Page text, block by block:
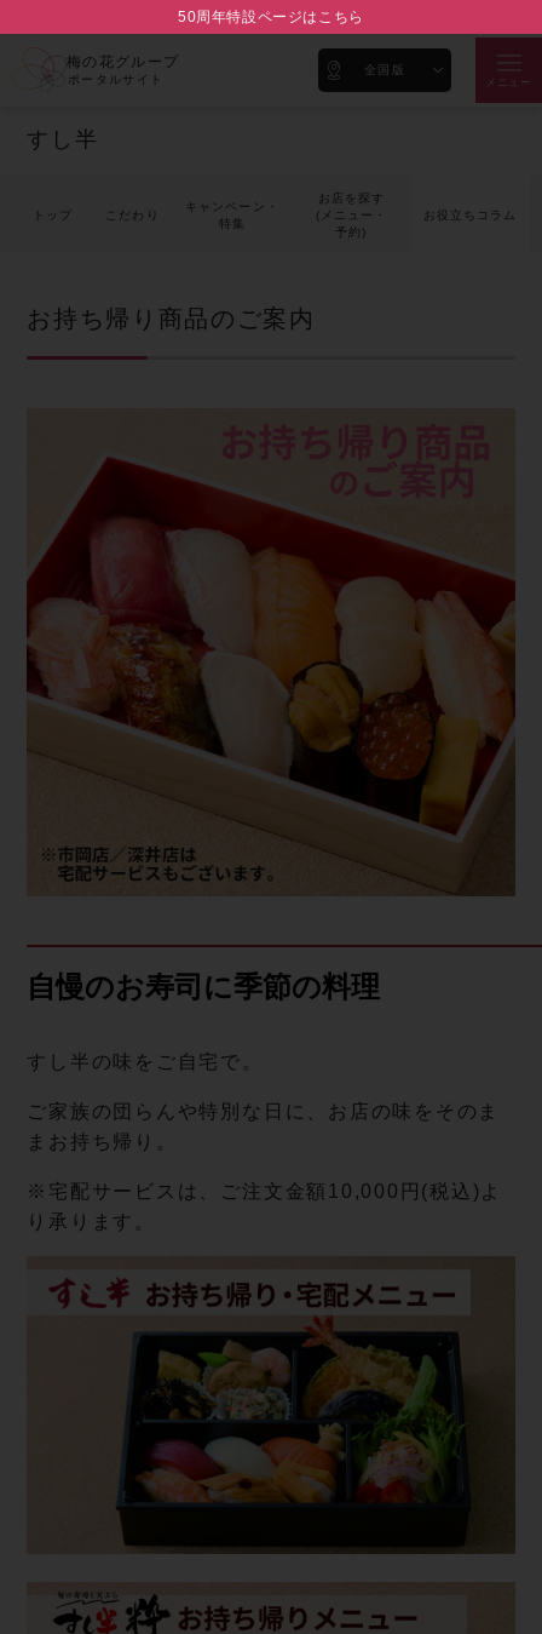
50周年特設ページはこちら
梅の花グループ
ポータルサイト
全国版
メニュー
すし半
トップ こだわり
キャンペーン・
特集
お店を探す
(メニュー・
予約)
お役立ちコラム
お持ち帰り商品のご案内
自慢のお寿司に季節の料理
すし半の味をご自宅で。
ご家族の団らんや特別な日に、お店の味をそのま
まお持ち帰り。
※宅配サービスは、ご注文金額10,000円(税込)よ
り承ります。